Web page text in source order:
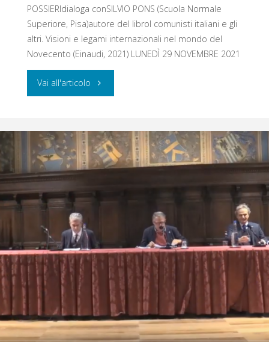
POSSIERIdialoga conSILVIO PONS (Scuola Normale
Superiore, Pisa)autore del libroI comunisti italiani e gli
altri. Visioni e legami internazionali nel mondo del
Novecento (Einaudi, 2021) LUNEDÌ 29 NOVEMBRE 2021
Vai all'articolo
ITALIANI
NEL
INTERNAZIONALE
DEL
NOVECENTO"